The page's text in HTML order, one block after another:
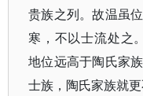
贵族之列。故温虽
寒，不以士流处之
地位远高于陶氏家
士族，陶氏家族就更